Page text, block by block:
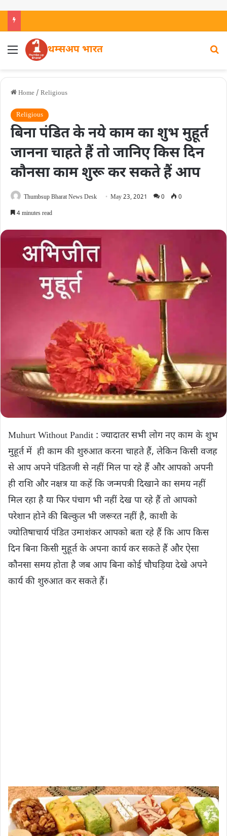
थम्सअप भारत
Home / Religious
Religious
बिना पंडित के नये काम का शुभ मुहूर्त
जानना चाहते हैं तो जानिए किस दिन
कौनसा काम शुरू कर सकते हैं आप
Thumbsup Bharat News Desk May 23, 2021 0
0
4 minutes read
Muhurt Without Pandit : ज्यादातर सभी लोग नए काम के शुभ
मुहूर्त में ही काम की शुरुआत करना चाहते हैं, लेकिन किसी वजह
से आप अपने पंडितजी से नहीं मिल पा रहे हैं और आपको अपनी
ही राशि और नक्षत्र या कहें कि जन्मपत्री दिखाने का समय नहीं
मिल रहा है या फिर पंचाग भी नहीं देख पा रहे हैं तो आपको
परेशान होने की बिल्कुल भी जरूरत नहीं है, काशी के
ज्योतिषाचार्य पंडित उमाशंकर आपको बता रहे हैं कि आप किस
दिन बिना किसी मुहूर्त के अपना कार्य कर सकते हैं और ऐसा
कौनसा समय होता है जब आप बिना कोई चौघड़िया देखे अपने
कार्य की शुरुआत कर सकते हैं।